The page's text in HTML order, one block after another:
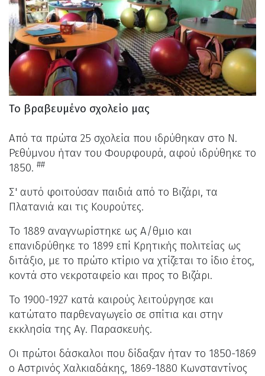
Το βραβευμένο σχολείο μας
Από τα πρώτα 25 σχολεία που ιδρύθηκαν στο Ν.
Ρεθύμνου ήταν του Φουρφουρά, αφού ιδρύθηκε το
1850. ##
Σ' αυτό φοιτούσαν παιδιά από το Βιζάρι, τα
Πλατανιά και τις Κουρούτες.
Το 1889 αναγνωρίστηκε ως Α/θμιο και
επανιδρύθηκε το 1899 επί Κρητικής πολιτείας ως
διτάξιο, με το πρώτο κτίριο να χτίζεται το ίδιο έτος,
κοντά στο νεκροταφείο και προς το Βιζάρι.
Το 1900-1927 κατά καιρούς λειτούργησε και
κατώτατο παρθεναγωγείο σε σπίτια και στην
εκκλησία της Αγ. Παρασκευής.
Οι πρώτοι δάσκαλοι που δίδαξαν ήταν το 1850-1869
ο Αστρινός Χαλκιαδάκης, 1869-1880 Κωνσταντίνος